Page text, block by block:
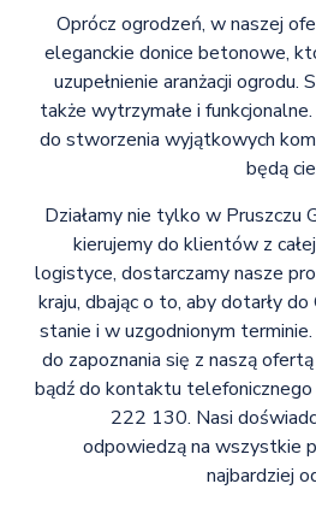
Oprócz ogrodzeń, w naszej
eleganckie donice betonowe,
uzupełnienie aranżacji
także wytrzymałe i
do stworzenia wyjątkowych
będą
Działamy nie tylko w Pruszczu
kierujemy do klientów z
logistyce, dostarczamy nasze
kraju, dbając o to, aby dotarły
stanie i w uzgodnionym
do zapoznania się z naszą
bądź do kontaktu
222 130. Nasi
odpowiedzą na wszystkie
najbardziej